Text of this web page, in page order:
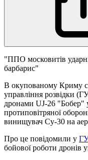
"ППО московитів
барбарис"
В окупованому Криму
управління розвідки
дронами UJ-26 "Бобер"
протиповітряної
винищувач Су-30 на
Про це повідомили у
бойової роботи дронів